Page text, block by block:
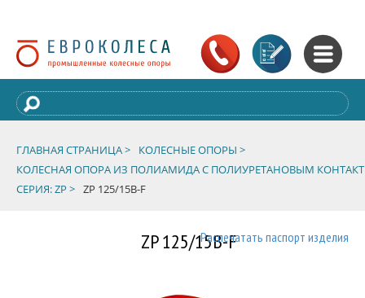
ГЛАВНАЯ СТРАНИЦА >
КОЛЕСНЫЕ ОПОРЫ >
КОЛЕСНАЯ ОПОРА ИЗ ПОЛИАМИДА С ПОЛИУРЕТАНОВЫМ
СЕРИЯ: ZP > ZP 125/15B-F
ZP 125/15B-FРаспечатать паспорт изделия